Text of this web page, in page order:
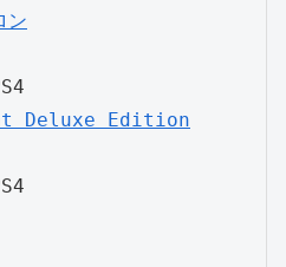
ン
Deluxe Edition